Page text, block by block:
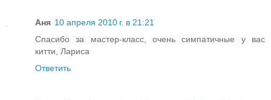
Аня 10 апреля 2010 г. в 21:21
Спасибо за мастер-класс, очень симпатичные у вас
китти, Лариса
Ответить